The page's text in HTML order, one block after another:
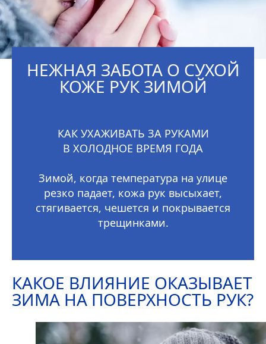
НЕЖНАЯ ЗАБОТА О СУХОЙ
КОЖЕ РУК ЗИМОЙ
КАК УХАЖИВАТЬ ЗА РУКАМИ
В ХОЛОДНОЕ ВРЕМЯ ГОДА
Зимой, когда температура на улице
резко падает, кожа рук высыхает,
стягивается, чешется и покрывается
трещинками.
КАКОЕ ВЛИЯНИЕ ОКАЗЫВАЕТ
ЗИМА НА ПОВЕРХНОСТЬ РУК?